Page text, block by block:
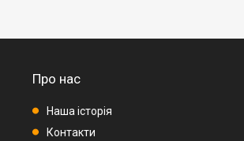
Про нас
Наша історія
Контакти